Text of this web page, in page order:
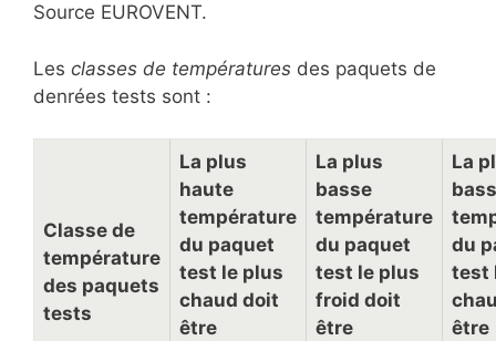
Source EUROVENT.
Les classes de températures des paquets de
denrées tests sont :
Classe de
température
des paquets
tests
La plus
haute
température
du paquet
test le plus
chaud doit
être
La plus
basse
température
du paquet
test le plus
froid doit
être
La
du
test
être